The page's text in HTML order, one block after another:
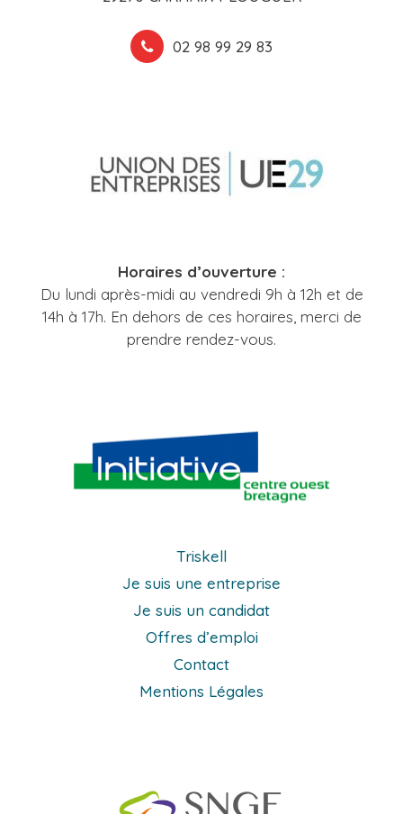
02 98 99 29 83
Horaires d’ouverture :
Du lundi après-midi au vendredi 9h à 12h et de
14h à 17h. En dehors de ces horaires, merci de
prendre rendez-vous.
Triskell
Je suis une entreprise
Je suis un candidat
Offres d’emploi
Contact
Mentions Légales